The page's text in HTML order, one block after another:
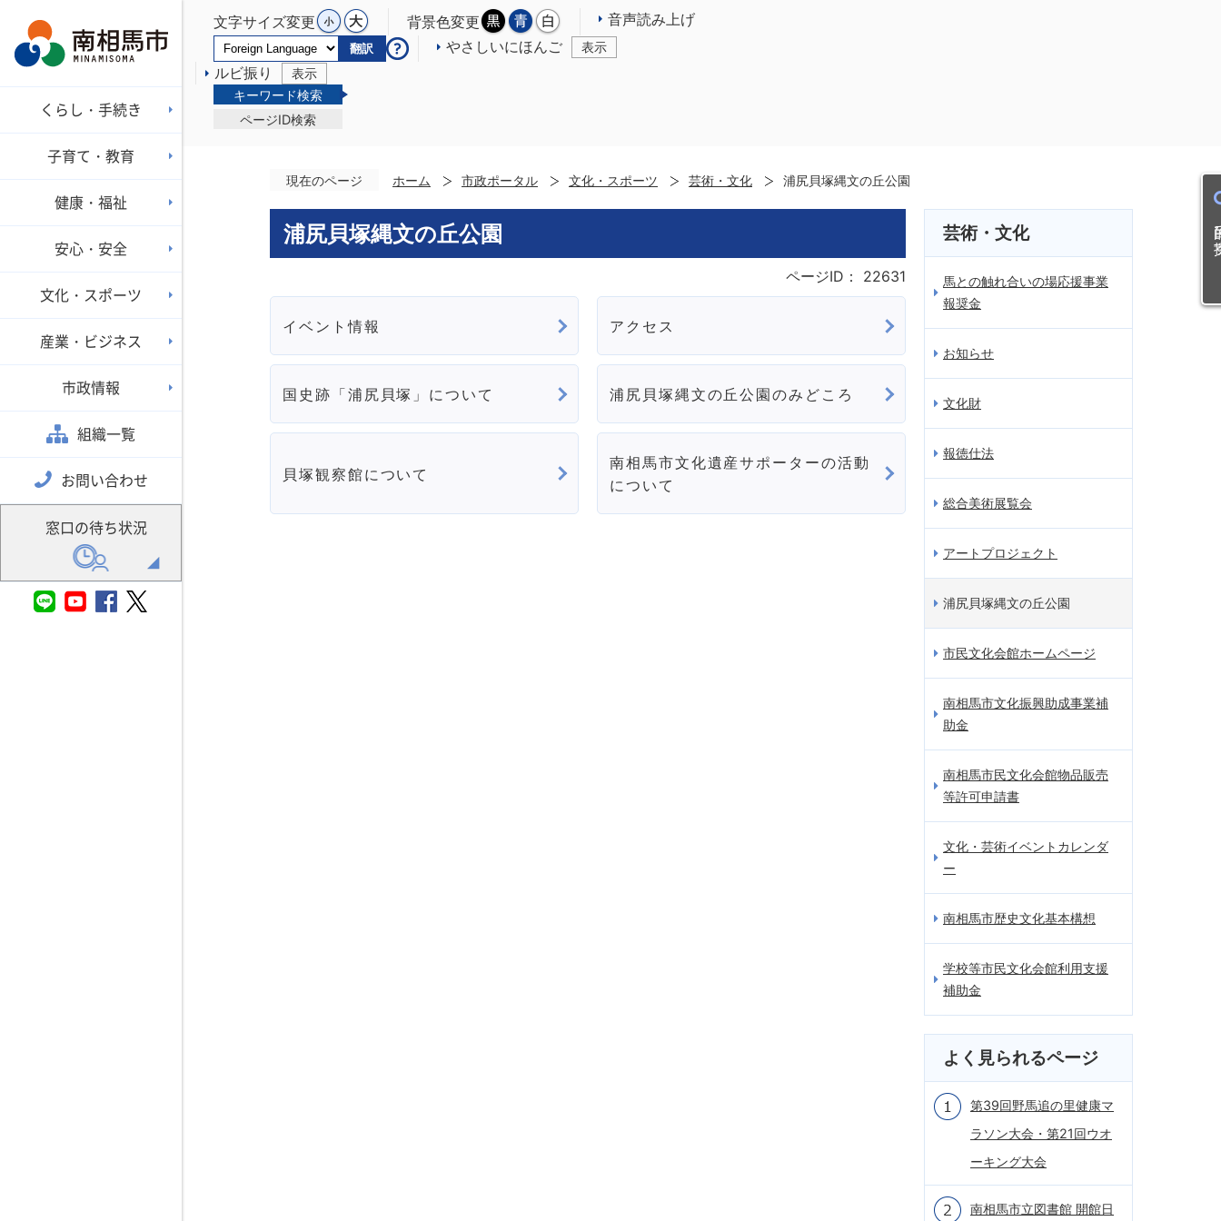
文字サイズ変更 背景色変更 音声読み上げ
翻訳 やさしいにほんご 表示
ルビ振り
表示
キーワード検索
ページID検索
くらし・手続き
子育て・教育
健康・福祉
安心・安全
文化・スポーツ
産業・ビジネス
市政情報
組織一覧
お問い合わせ
窓口の待ち状況
目
現在のページ ホーム 市政ポータル 文化・スポーツ 芸術・文化 浦尻貝塚縄文の丘公園
浦尻貝塚縄文の丘公園
ページID： 22631
イベント情報 アクセス
国史跡「浦尻貝塚」について 浦尻貝塚縄文の丘公園のみどころ
貝塚観察館について
南相馬市文化遺産サポーターの活動
について
芸術・文化
馬との触れ合いの場応援事業
報奨金
お知らせ
文化財
報徳仕法
総合美術展覧会
アートプロジェクト
浦尻貝塚縄文の丘公園
市民文化会館ホームページ
南相馬市文化振興助成事業補
助金
南相馬市民文化会館物品販売
等許可申請書
文化・芸術イベントカレンダ
ー
南相馬市歴史文化基本構想
学校等市民文化会館利用支援
補助金
よく見られるページ
第39回野馬追の里健康マ
ラソン大会・第21回ウオ
ーキング大会
南相馬市立図書館 開館日